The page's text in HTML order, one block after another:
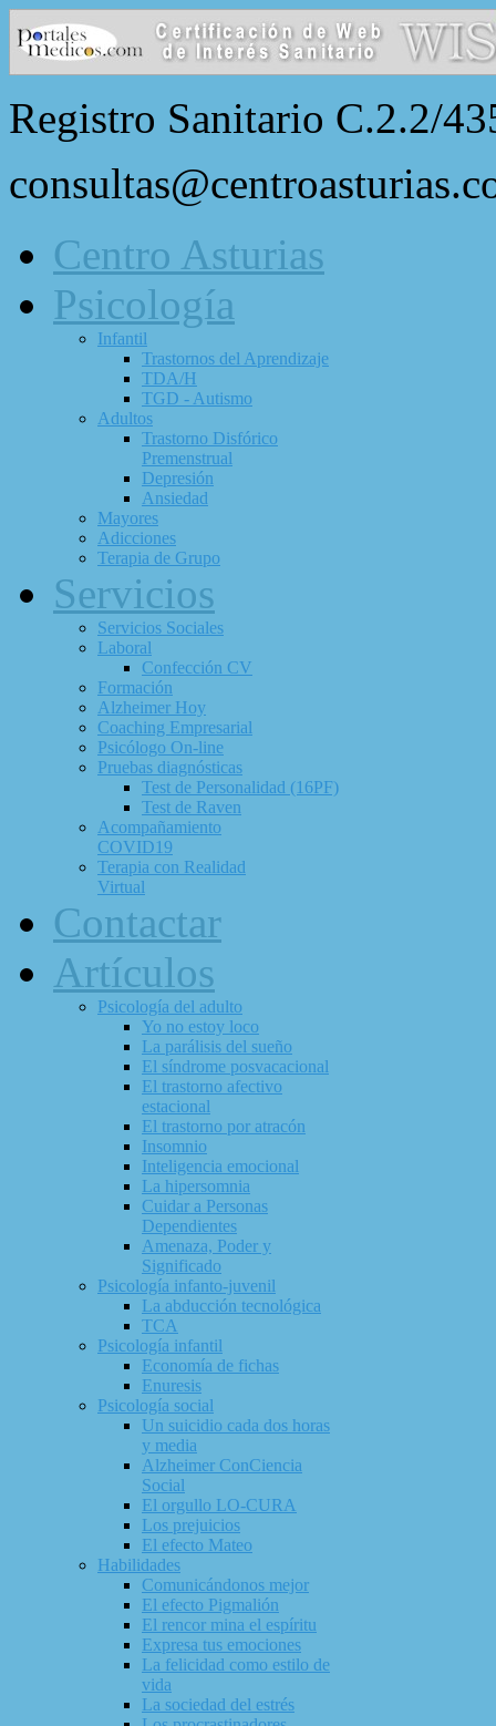
Registro Sanitario C.2.2/
Centro Asturias
Psicología
Infantil
Trastornos del Aprendizaje
TDA/H
TGD - Autismo
Adultos
Trastorno Disfórico
Premenstrual
Depresión
Ansiedad
Mayores
Adicciones
Terapia de Grupo
Servicios
Servicios Sociales
Laboral
Confección CV
Formación
Alzheimer Hoy
Coaching Empresarial
Psicólogo On-line
Pruebas diagnósticas
Test de Personalidad (16PF)
Test de Raven
Acompañamiento
COVID19
Terapia con Realidad
Virtual
Contactar
Artículos
Psicología del adulto
Yo no estoy loco
La parálisis del sueño
El síndrome posvacacional
El trastorno afectivo
estacional
El trastorno por atracón
Insomnio
Inteligencia emocional
La hipersomnia
Cuidar a Personas
Dependientes
Amenaza, Poder y
Significado
Psicología infanto-juvenil
La abducción tecnológica
TCA
Psicología infantil
Economía de fichas
Enuresis
Psicología social
Un suicidio cada dos horas
y media
Alzheimer ConCiencia
Social
El orgullo LO-CURA
Los prejuicios
El efecto Mateo
Habilidades
Comunicándonos mejor
El efecto Pigmalión
El rencor mina el espíritu
Expresa tus emociones
La felicidad como estilo de
vida
La sociedad del estrés